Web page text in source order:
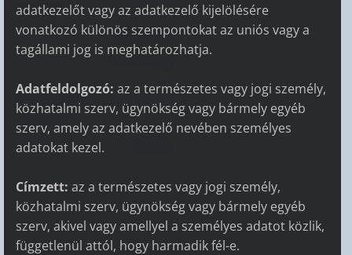
adatkezelőt vagy az adatkezelő kijelölésére
vonatkozó különös szempontokat az uniós vagy a
tagállami jog is meghatározhatja.
Adatfeldolgozó: az a természetes vagy jogi személy,
közhatalmi szerv, ügynökség vagy bármely egyéb
szerv, amely az adatkezelő nevében személyes
adatokat kezel.
Címzett: az a természetes vagy jogi személy,
közhatalmi szerv, ügynökség vagy bármely egyéb
szerv, akivel vagy amellyel a személyes adatot közlik,
függetlenül attól, hogy harmadik fél-e.